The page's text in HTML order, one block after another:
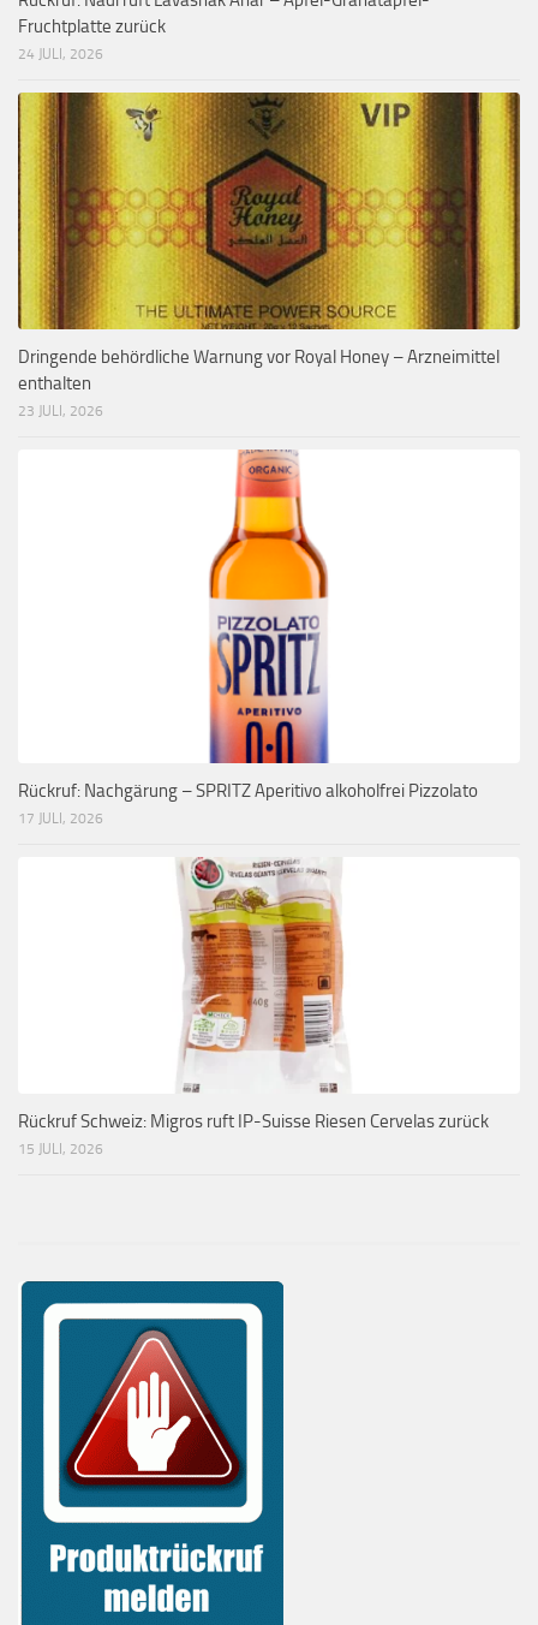
Fruchtplatte zurück
24 JULI, 2026
Dringende behördliche Warnung vor Royal Honey – Arzneimittel
enthalten
23 JULI, 2026
Rückruf: Nachgärung – SPRITZ Aperitivo alkoholfrei Pizzolato
17 JULI, 2026
Rückruf Schweiz: Migros ruft IP-Suisse Riesen Cervelas zurück
15 JULI, 2026